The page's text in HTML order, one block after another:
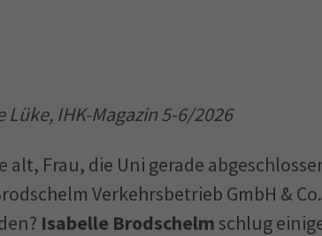
Lüke, IHK-Magazin 5-6/2026
alt, Frau, die Uni gerade
Verkehrsbetrieb GmbH &
Isabelle Brodschelm schlug